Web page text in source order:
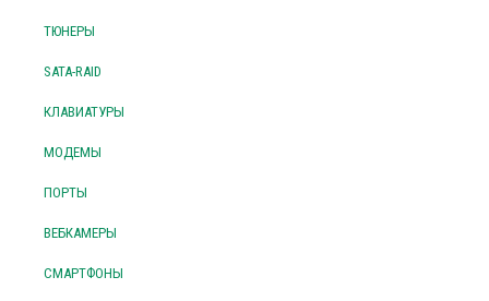
ТЮНЕРЫ
SATA-RAID
КЛАВИАТУРЫ
МОДЕМЫ
ПОРТЫ
ВЕБКАМЕРЫ
СМАРТФОНЫ